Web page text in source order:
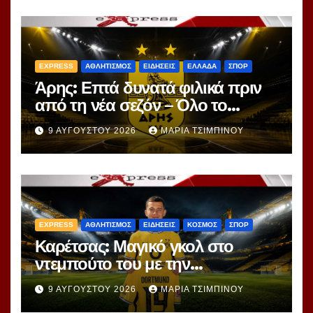
EXPRESS ΑΘΛΗΤΙΣΜΟΣ ΕΙΔΗΣΕΙΣ ΕΛΛΑΔΑ ΣΠΟΡ
Άρης: Επτά δυνατά φιλικά πριν
από τη νέα σεζόν – Όλο το
πρόγραμμα
9 ΑΥΓΟΎΣΤΟΥ 2026 ΜΑΡΊΑ ΤΣΙΜΠΙΝΟΎ
EXPRESS ΑΘΛΗΤΙΣΜΟΣ ΕΙΔΗΣΕΙΣ ΚΟΣΜΟΣ ΣΠΟΡ
Καρέτσας: Μαγικό γκολ στο
ντεμπούτο του με την
Ντόρτμουντ!
9 ΑΥΓΟΎΣΤΟΥ 2026 ΜΑΡΊΑ ΤΣΙΜΠΙΝΟΎ